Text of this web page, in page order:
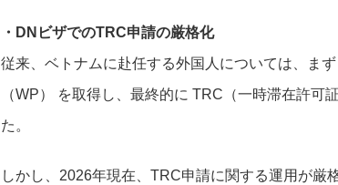
・DNビザでのTRC申請の厳格化
従来、ベトナムに赴任する外国人については、ま
（WP） を取得し、最終的に TRC（一時滞在許可
た。
しかし、2026年現在、TRC申請に関する運用が